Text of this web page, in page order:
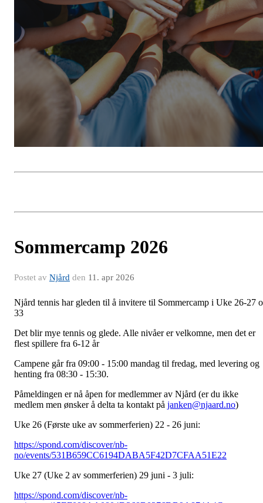
Sommercamp 2026
Postet av Njård den 11. apr 2026
Njård tennis har gleden til å invitere til Sommercamp i Uke 26-27
33
Det blir mye tennis og glede. Alle nivåer er velkomne, men det er
flest spillere fra 6-12 år
Campene går fra 09:00 - 15:00 mandag til fredag, med levering og
henting fra 08:30 - 15:30.
Påmeldingen er nå åpen for medlemmer av Njård (er du ikke
medlem men ønsker å delta ta kontakt på janken@njaard.no)
Uke 26 (Første uke av sommerferien) 22 - 26 juni:
https://spond.com/discover/nb-
no/events/531B659CC6194DABA5F42D7CFAA51E22
Uke 27 (Uke 2 av sommerferien) 29 juni - 3 juli:
https://spond.com/discover/nb-